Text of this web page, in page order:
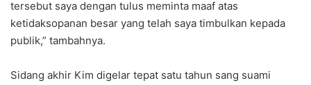
tersebut saya dengan tulus meminta maaf atas
ketidaksopanan besar yang telah saya timbulkan kepada
publik,” tambahnya.
Sidang akhir Kim digelar tepat satu tahun sang suami